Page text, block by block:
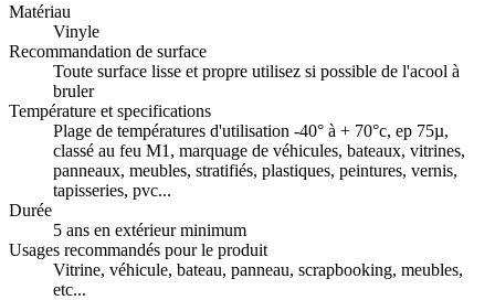
Matériau
Vinyle
Recommandation de surface
Toute surface lisse et propre utilisez si possible de l'acool à
bruler
Température et specifications
Plage de températures d'utilisation -40° à + 70°c, ep 75µ,
classé au feu M1, marquage de véhicules, bateaux, vitrines,
panneaux, meubles, stratifiés, plastiques, peintures, vernis,
tapisseries, pvc...
Durée
5 ans en extérieur minimum
Usages recommandés pour le produit
Vitrine, véhicule, bateau, panneau, scrapbooking, meubles,
etc...